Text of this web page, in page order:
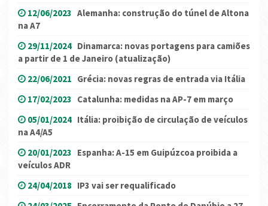
12/06/2023 Alemanha: construção do túnel de Altona
na A7
29/11/2024 Dinamarca: novas portagens para camiões
a partir de 1 de Janeiro (atualização)
22/06/2021 Grécia: novas regras de entrada via Itália
17/02/2023 Catalunha: medidas na AP-7 em março
05/01/2024 Itália: proibição de circulação de veículos
na A4/A5
20/01/2023 Espanha: A-15 em Guipúzcoa proibida a
veículos ADR
24/04/2018 IP3 vai ser requalificado